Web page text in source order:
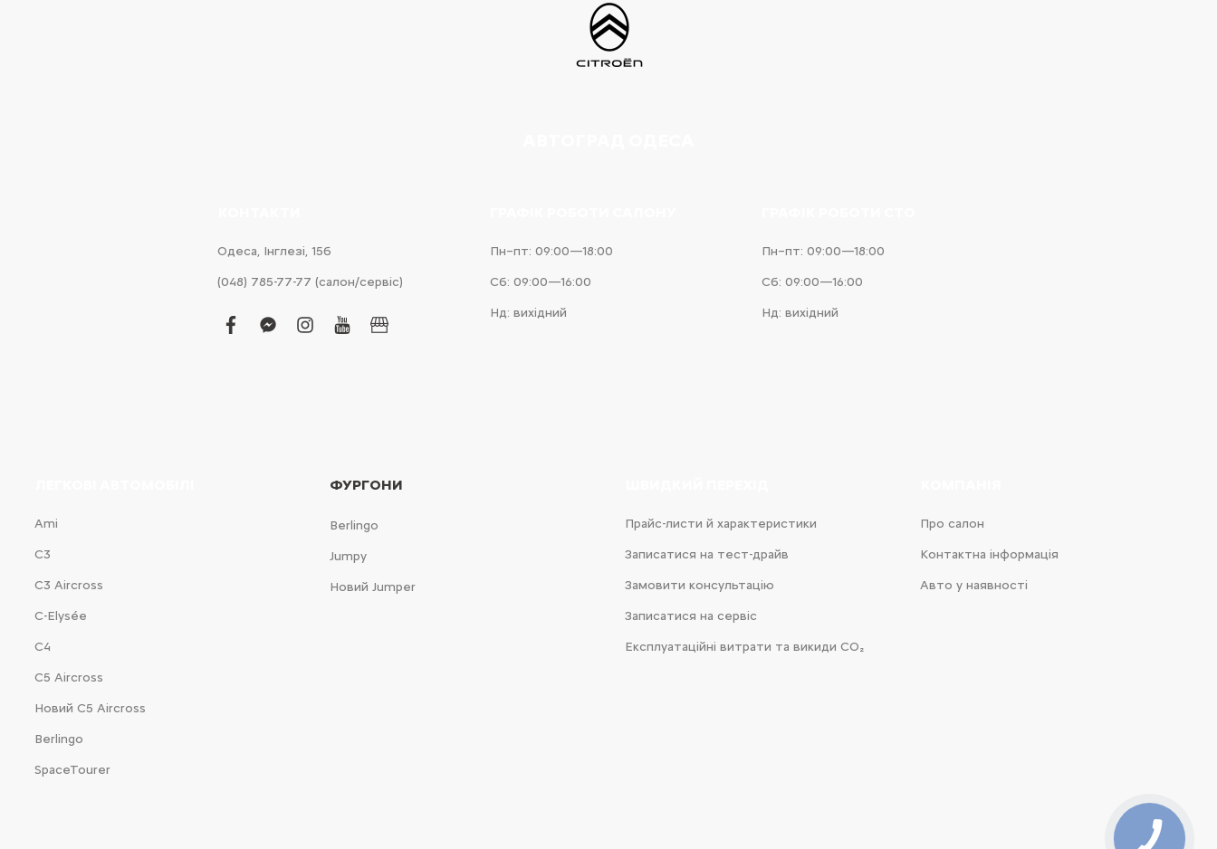
Одеса, Інглезі, 15б
(048) 785-77-77 (салон/сервіс)
facebook
facebook-
instagram
youtubebusiness
Пн–пт: 09:00—18:00
Сб: 09:00—16:00
Нд: вихідний
Пн–пт: 09:00—18:00
Сб: 09:00—16:00
Нд: вихідний
Ami
С3
С3 Aircross
C-Elysée
С4
С5 Aircross
Новий С5 Aircross
Berlingo
SpaceTourer
ФУРГОНИ
Berlingo
Jumpy
Новий Jumper
Прайс-листи й характеристики
Записатися на тест-драйв
Замовити консультацію
Записатися на сервіс
Експлуатаційні витрати та викиди CO₂
Про салон
Контактна інформація
Авто у наявності